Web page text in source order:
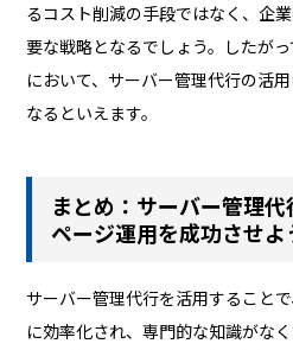
るコスト削減の手段ではなく、企
要な戦略となるでしょう。したが
において、サーバー管理代行の活
なるといえます。
まとめ：サーバー管理
ページ運用を成功させよ
サーバー管理代行を活用すること
に効率化され、専門的な知識がな